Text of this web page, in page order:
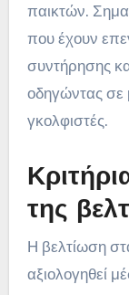
παικτών.
που έχουν
συντήρησης
οδηγώντας σε
γκολφιστές.
της
Η βελτίωση
αξιολογηθεί